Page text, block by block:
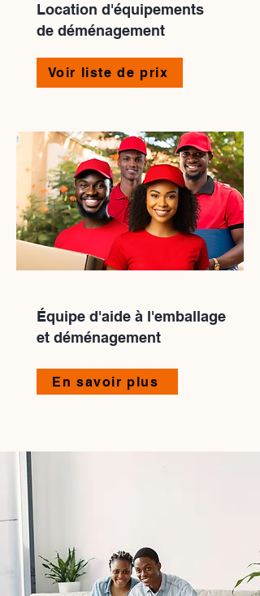
Location d'équipements
de déménagement
Voir liste de prix
Équipe d'aide à l'emballage
et déménagement
En savoir plus